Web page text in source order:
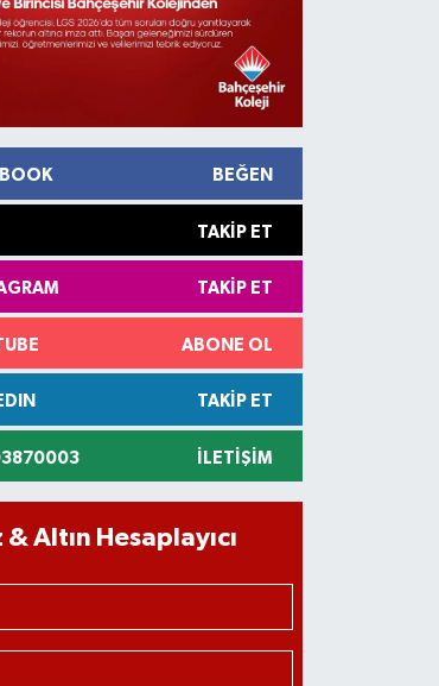
BEĞEN
TAKIP ET
TAKIP ET
ABONE OL
TAKIP ET
İLETIŞIM
& Altın Hesaplayıcı